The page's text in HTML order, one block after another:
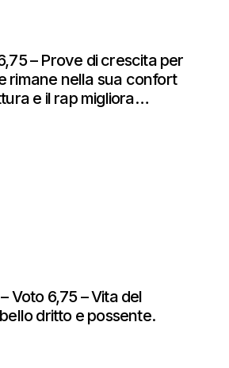
– Prove di crescita per
rimane nella sua confort
e il rap migliora…
Voto 6,75 – Vita del
dritto e possente.